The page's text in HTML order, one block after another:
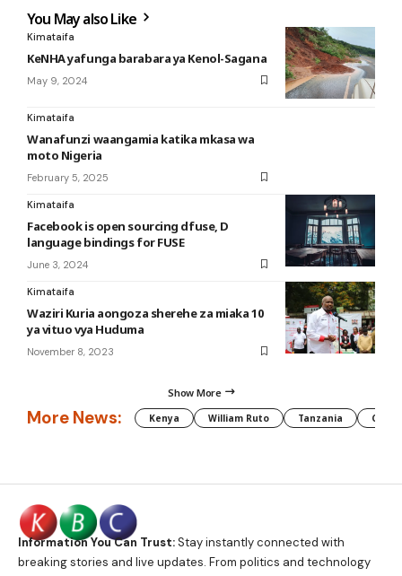
You May also Like
Kimataifa
KeNHA yafunga barabara ya Kenol-Sagana
May 9, 2024
Kimataifa
Wanafunzi waangamia katika mkasa wa
moto Nigeria
February 5, 2025
Kimataifa
Facebook is open sourcing dfuse, D
language bindings for FUSE
June 3, 2024
Kimataifa
Waziri Kuria aongoza sherehe za miaka 10
ya vituo vya Huduma
November 8, 2023
Show More
More News: Kenya William Ruto Tanzania CAF
Information You Can Trust:Stay instantly connected with
breaking stories and live updates. From politics and technology